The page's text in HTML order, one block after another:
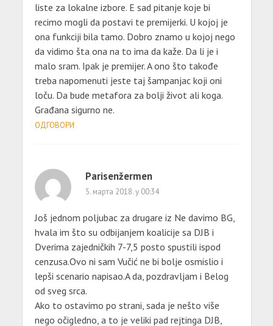
liste za lokalne izbore. E sad pitanje koje bi
recimo mogli da postavi te premijerki. U kojoj je
ona funkciji bila tamo. Dobro znamo u kojoj nego
da vidimo šta ona na to ima da kaže. Da li je i
malo sram. Ipak je premijer. A ono što takođe
treba napomenuti jeste taj šampanjac koji oni
loču. Da bude metafora za bolji život ali koga.
Građana sigurno ne.
ОДГОВОРИ
Parisenžermen
5. марта 2018. у 00:34
Još jednom poljubac za drugare iz Ne davimo BG,
hvala im što su odbijanjem koalicije sa DJB i
Dverima zajedničkih 7-7,5 posto spustili ispod
cenzusa.Ovo ni sam Vučić ne bi bolje osmislio i
lepši scenario napisao.A da, pozdravljam i Belog
od sveg srca.
Ako to ostavimo po strani, sada je nešto više
nego očigledno, a to je veliki pad rejtinga DJB,